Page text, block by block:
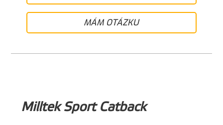
MÁM OTÁZKU
Milltek Sport Catback